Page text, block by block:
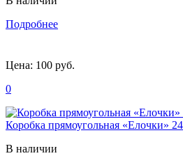
Подробнее
Цена: 100 руб.
0
Коробка прямоугольная «Елочки»
В наличии